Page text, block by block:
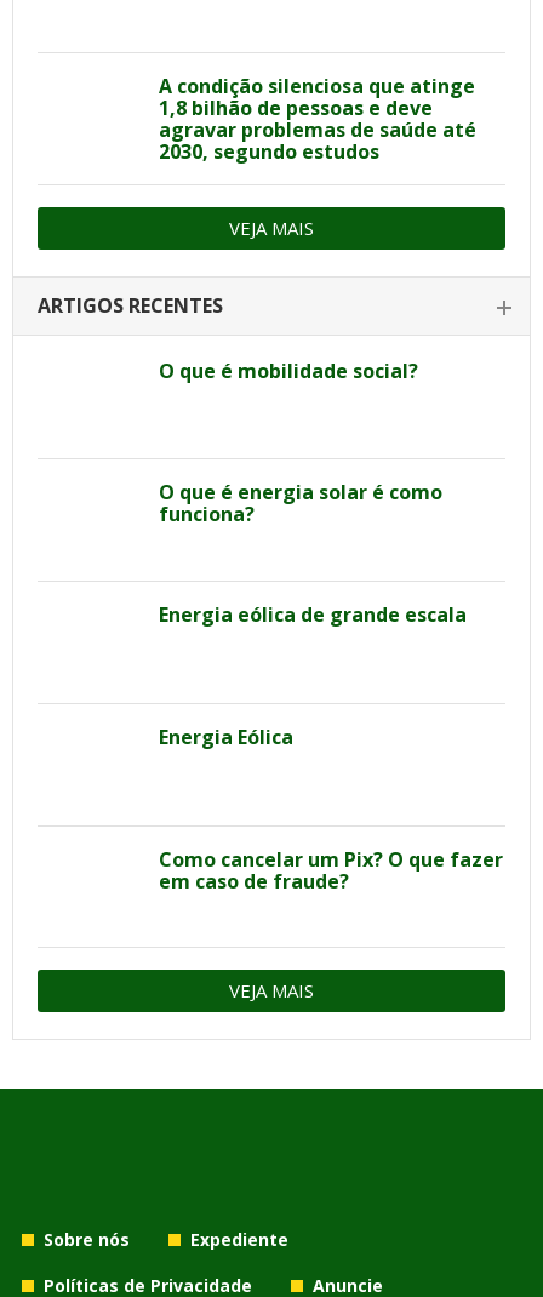
A condição silenciosa que atinge
1,8 bilhão de pessoas e deve
agravar problemas de saúde até
2030, segundo estudos
VEJA MAIS
ARTIGOS RECENTES
O que é mobilidade social?
O que é energia solar é como
funciona?
Energia eólica de grande escala
Energia Eólica
Como cancelar um Pix? O que fazer
em caso de fraude?
VEJA MAIS
Sobre nós
Expediente
Políticas de Privacidade
Anuncie